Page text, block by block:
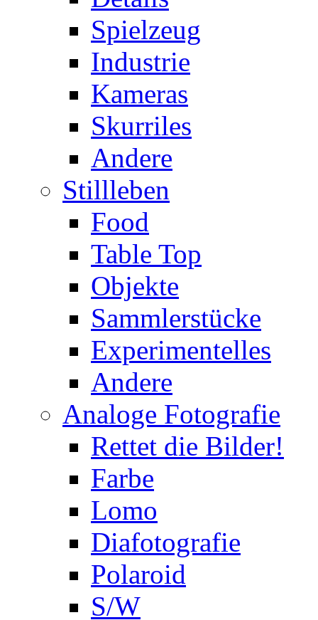
Spielzeug
Industrie
Kameras
Skurriles
Andere
Stillleben
Food
Table Top
Objekte
Sammlerstücke
Experimentelles
Andere
Analoge Fotografie
Rettet die Bilder!
Farbe
Lomo
Diafotografie
Polaroid
S/W